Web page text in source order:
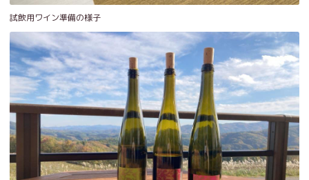
試飲用ワイン準備の様子